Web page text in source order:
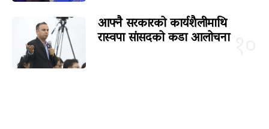
आफ्नै सरकारको कार्यशैलीमाथि
रास्वपा सांसदको कडा आलोचना